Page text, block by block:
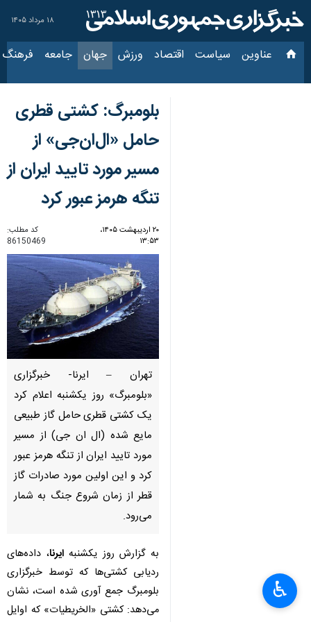
۱۸ مرداد ۱۴۰۵
عناوین‌ سیاست اقتصاد ورزش جهان جامعه فرهنگ
بلومبرگ: کشتی قطری
حامل «ال‌ان‌جی» از
مسیر مورد تایید ایران از
تنگه هرمز عبور کرد
۲۰ اردیبهشت ۱۴۰۵،
۱۳:۵۳
کد مطلب:
86150469
تهران – ایرنا- خبرگزاری
«بلومبرگ» روز یکشنبه اعلام کرد
یک کشتی قطری حامل گاز طبیعی
مایع شده (ال ان جی) از مسیر
مورد تایید ایران از تنگه هرمز عبور
کرد و این اولین مورد صادرات گاز
قطر از زمان شروع جنگ به شمار
می‌رود.
به گزارش روز یکشنبهایرنا، داده‌های
ردیابی کشتی‌ها که توسط خبرگزاری
بلومبرگ جمع آوری شده است، نشان
می‌دهد: کشتی «الخریطیات» که اوایل
♿︎